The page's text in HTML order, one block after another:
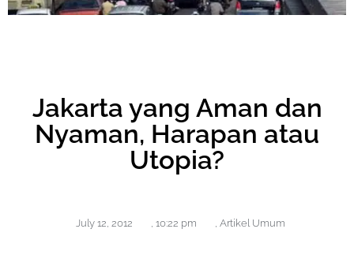
Jakarta yang Aman dan
Nyaman, Harapan atau
Utopia?
July 12, 2012 10:22 pm Artikel Umum